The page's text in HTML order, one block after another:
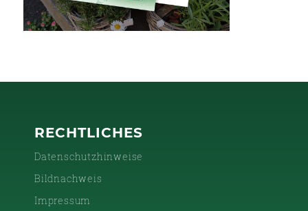
RECHTLICHES
Datenschutzhinweise
Bildnachweis
Impressum